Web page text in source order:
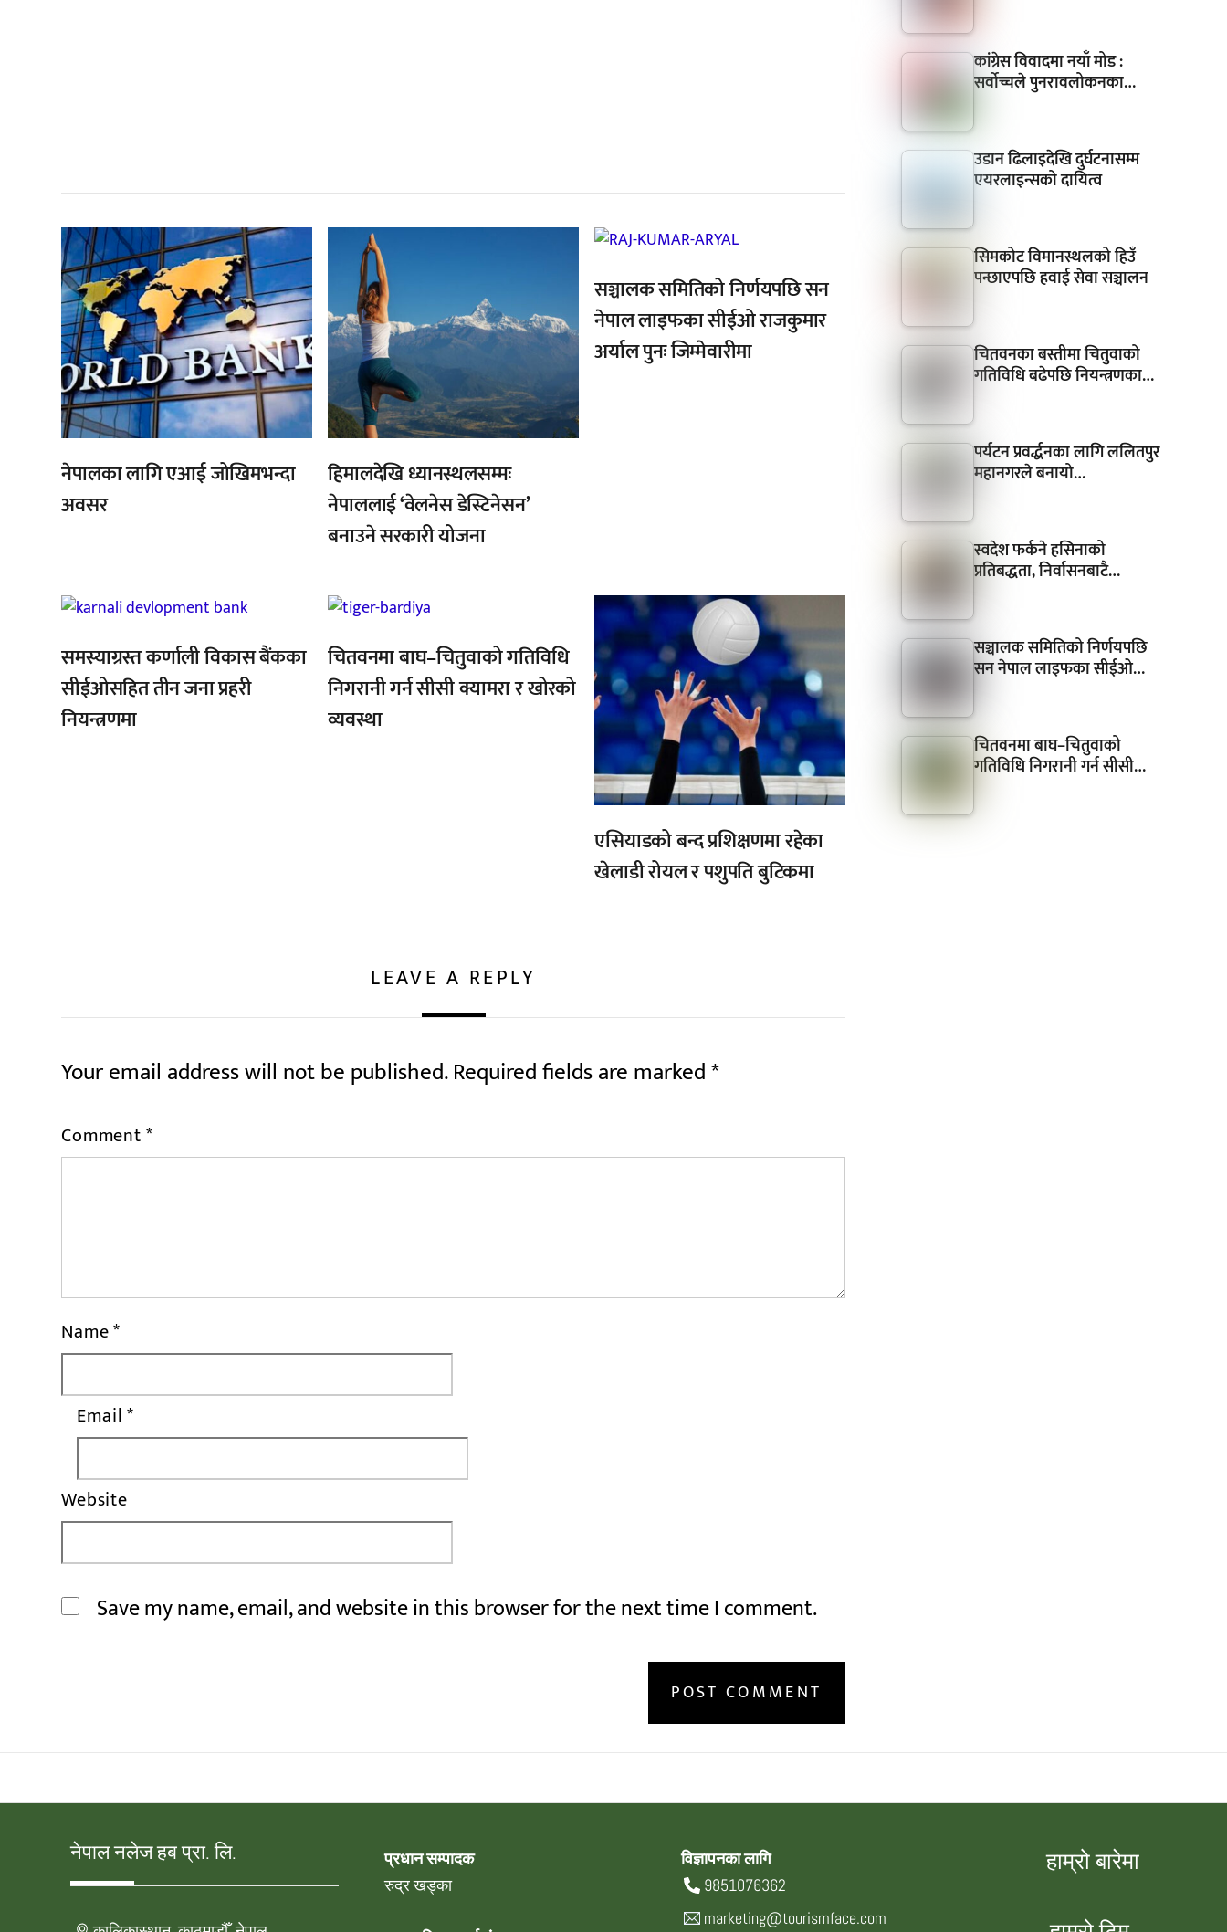
,
नेपालका लागि एआई जोखिमभन्दा
अवसर
हिमालदेखि ध्यानस्थलसम्मः
नेपाललाई ‘वेलनेस डेस्टिनेसन’
बनाउने सरकारी योजना
,
सञ्चालक समितिको निर्णयपछि सन
नेपाल लाइफका सीईओ राजकुमार
अर्याल पुनः जिम्मेवारीमा
,
समस्याग्रस्त कर्णाली विकास बैंकका
सीईओसहित तीन जना प्रहरी
नियन्त्रणमा
,
चितवनमा बाघ–चितुवाको गतिविधि
निगरानी गर्न सीसी क्यामरा र खोरको
व्यवस्था
,
एसियाडको बन्द प्रशिक्षणमा रहेका
खेलाडी रोयल र पशुपति बुटिकमा
LEAVE A REPLY
Your email address will not be published.Required fields are marked*
Comment*
Name*
Email*
Website
Save my name, email, and website in this browser for the next time I comment.
कांग्रेस विवादमा नयाँ मोड :
सर्वोच्चले पुनरावलोकनका…
उडान ढिलाइदेखि दुर्घटनासम्म
एयरलाइन्सको दायित्व
सिमकोट विमानस्थलको हिउँ
पन्छाएपछि हवाई सेवा सञ्चालन
चितवनका बस्तीमा चितुवाको
गतिविधि बढेपछि नियन्त्रणका…
पर्यटन प्रवर्द्धनका लागि ललितपुर
महानगरले बनायो…
स्वदेश फर्कने हसिनाको
प्रतिबद्धता, निर्वासनबाटै…
सञ्चालक समितिको निर्णयपछि
सन नेपाल लाइफका सीईओ…
चितवनमा बाघ–चितुवाको
गतिविधि निगरानी गर्न सीसी…
नेपाल नलेज हब प्रा. लि.
प्रधान सम्पादक
रुद्र खड्का
विज्ञापनका लागि
9851076362
marketing@tourismface.com
हाम्रो बारेमा